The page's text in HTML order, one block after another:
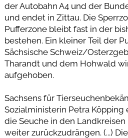
der Autobahn A4 und der
und endet in Zittau. Die
Pufferzone bleibt fast in der
bestehen. Ein kleiner Teil der
Sächsische Schweiz/
Tharandt und dem Hohwald
aufgehoben.
Sachsens für
Sozialministerin Petra Köpping
die Seuche in den
weiter zurückzudrängen. (...)